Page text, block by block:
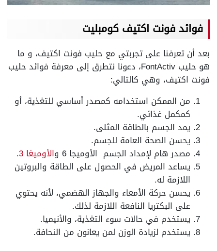
فوائد فونت اكتيف كومبليت
بعد أن تعرفنا على تجربتي مع حليب فونت اكتيف، و ما
هو حليب FontActiv، دعونا نتطرق إلى معرفة فوائد حليب
فونت اكتيف، وهي كالتالي:
من الممكن استخدامه كمصدر أساسي للتغذية، أو
كمكمل غذائي.
يمد الجسم بالطاقة المثلى.
يحسن الصحة العامة للجسم.
مصدر هام لإمداد الجسم الأوميجا 6 و
الأوميغا 3 .
يساعد المريض في الحصول على الطاقة والبروتين
اللازمة له.
يحسن حركة الأمعاء والجهاز الهضمي، لأنه يحتوي
على البكتريا النافعة اللازمة لذلك.
يستخدم في حالات سوء التغذية، والأنيميا.
يستخدم لزيادة الوزن لمن يعانون من النحافة.